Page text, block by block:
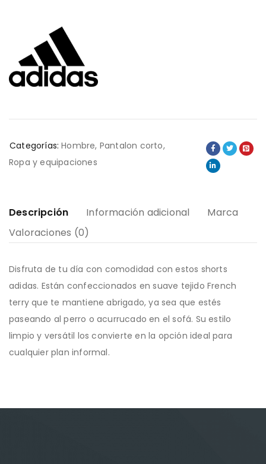
Categorías: Hombre, Pantalon corto,
Ropa y equipaciones
Descripción Información adicional
Marca
Valoraciones (0)
Disfruta de tu día con comodidad con estos shorts
adidas. Están confeccionados en suave tejido French
terry que te mantiene abrigado, ya sea que estés
paseando al perro o acurrucado en el sofá. Su estilo
limpio y versátil los convierte en la opción ideal para
cualquier plan informal.